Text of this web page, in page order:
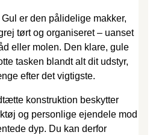
er den pålidelige makker,
tørt og organiseret – uanset
eller molen. Den klare, gule
tasken blandt alt dit udstyr,
efter det vigtigste.
konstruktion beskytter
og personlige ejendele mod
dyp. Du kan derfor